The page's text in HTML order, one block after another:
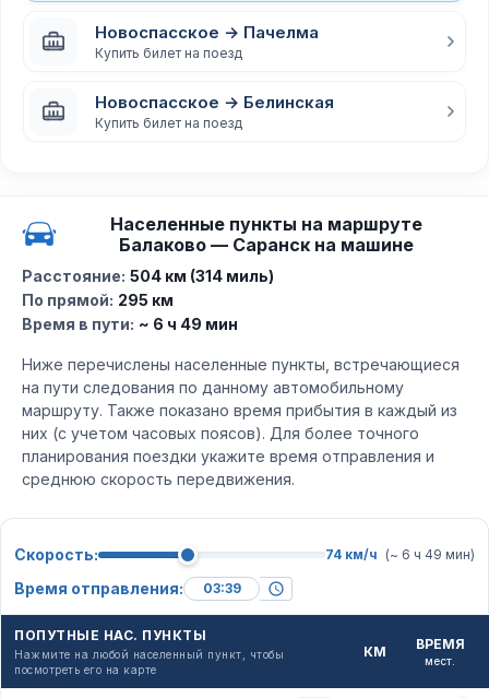
Новоспасское → Пачелма
Купить билет на поезд
Новоспасское → Белинская
Купить билет на поезд
Населенные пункты на маршруте
Балаково — Саранск на машине
Расстояние: 504 км (314 миль)
По прямой: 295 км
Время в пути: ~ 6 ч 49 мин
Ниже перечислены населенные пункты, встречающиеся
на пути следования по данному автомобильному
маршруту. Также показано время прибытия в каждый из
них (с учетом часовых поясов). Для более точного
планирования поездки укажите время отправления и
среднюю скорость передвижения.
Скорость: 74 км/ч (~ 6 ч 49 мин)
Время отправления:
ПОПУТНЫЕ НАС. ПУНКТЫ
Нажмите на любой населенный пункт, чтобы
посмотреть его на карте
КМ ВРЕМЯ
мест.